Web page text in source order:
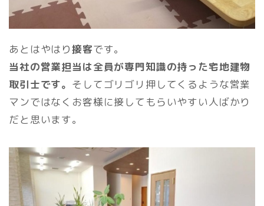
あとはやはり接客です。
当社の営業担当は全員が専門知識の持った宅地建物
取引士です。 そしてゴリゴリ押してくるような営業
マンではなくお客様に接してもらいやすい人ばかり
だと思います。